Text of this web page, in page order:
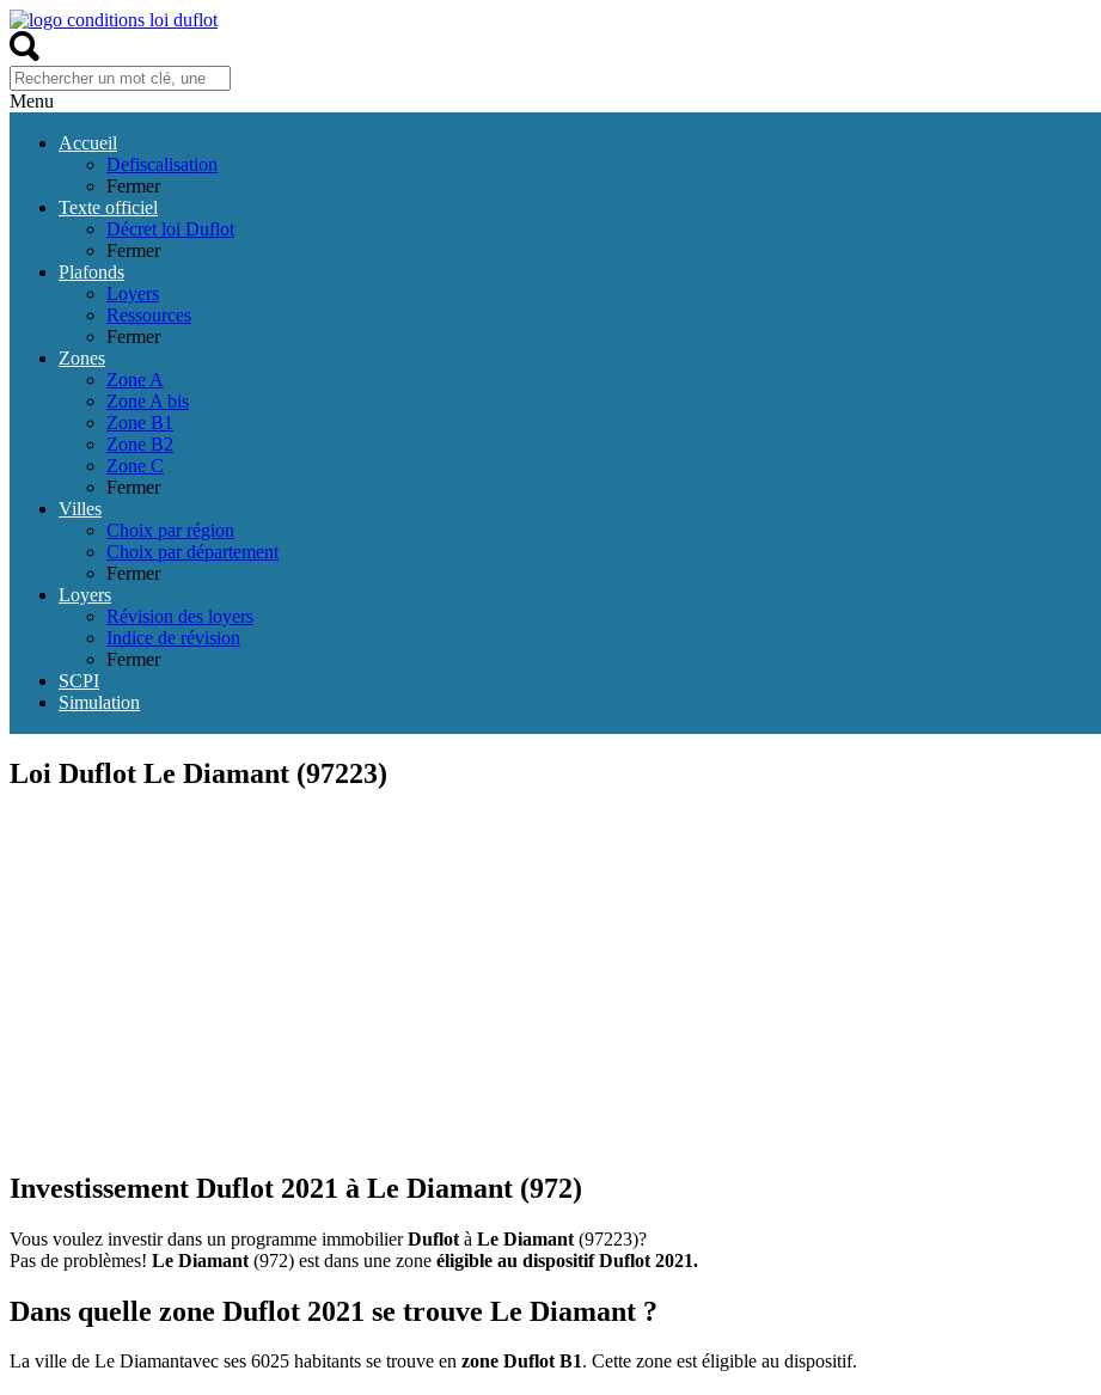
Menu
Accueil
Defiscalisation
Fermer
Texte officiel
Décret loi Duflot
Fermer
Plafonds
Loyers
Ressources
Fermer
Zones
Zone A
Zone A bis
Zone B1
Zone B2
Zone C
Fermer
Villes
Choix par région
Choix par département
Fermer
Loyers
Révision des loyers
Indice de révision
Fermer
SCPI
Simulation
Loi Duflot Le Diamant (97223)
Investissement Duflot 2021 à Le Diamant (972)
Vous voulez investir dans un programme immobilierDuflot à Le Diamant (97223)?
Pas de problèmes! Le Diamant (972) est dans une zone éligible au dispositif Duflot 2021.
Dans quelle zone Duflot 2021 se trouve Le Diamant ?
La ville de Le Diamantavec ses 6025 habitants se trouve en zone Duflot B1. Cette zone est éligible au dispositif.